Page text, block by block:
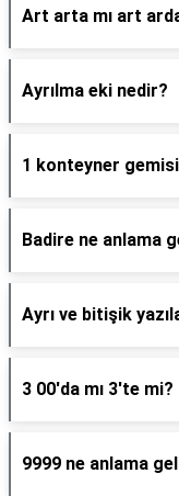
Art arta mı art
Ayrılma eki nedir?
1 konteyner
Badire ne anlama
Ayrı ve bitişik
3 00'da mı 3'te mi?
9999 ne anlama